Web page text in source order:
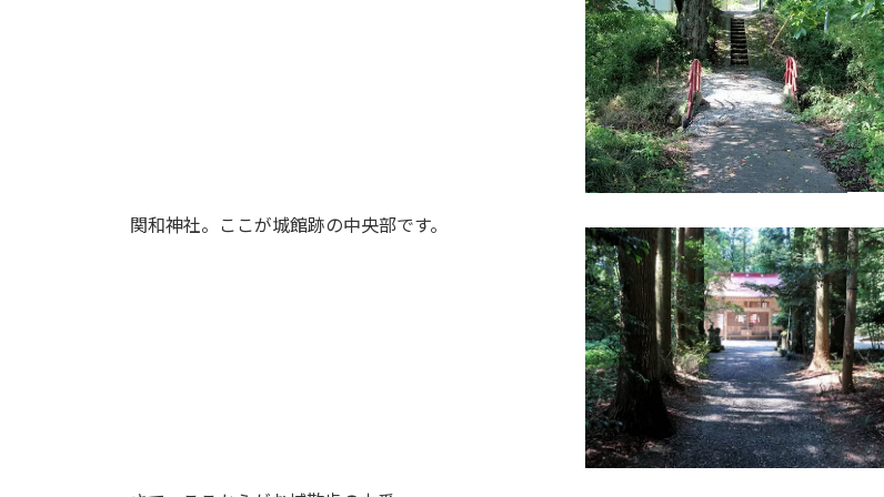
関和神社。ここが城館跡の中央部です。